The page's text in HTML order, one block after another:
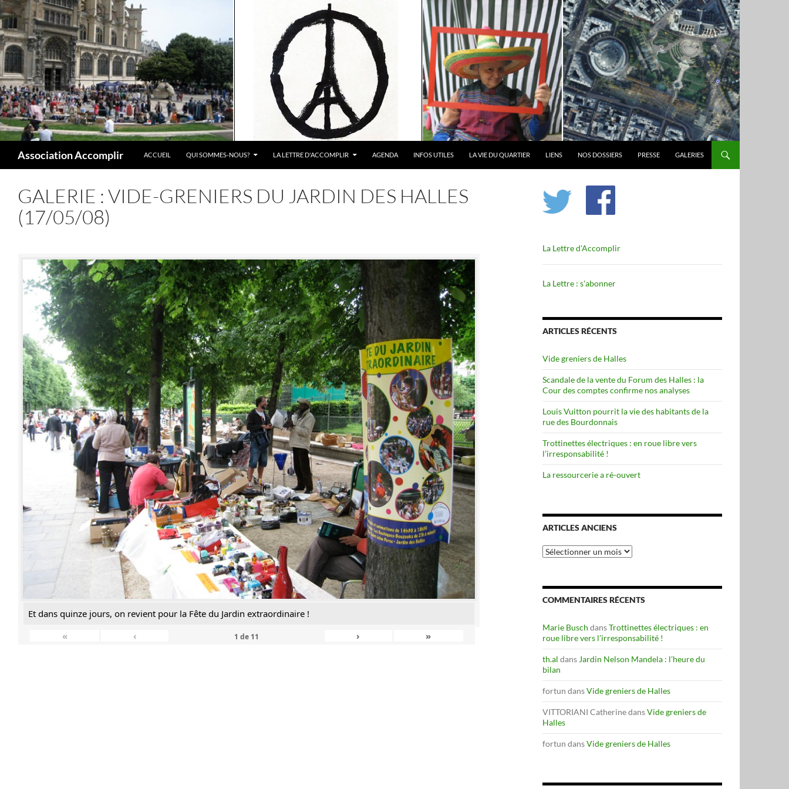
Aller
au
contenu
Association Accomplir ACCUEIL QUI SOMMES-NOUS? LA LETTRE D'ACCOMPLIR AGENDA INFOS UTILES LA VIE DU QUARTIER LIENS NOS DOSSIERS PRESSE GALERIES
GALERIE : VIDE-GRENIERS DU JARDIN DES HALLES
(17/05/08)
Et dans quinze jours, on revient pour la Fête du Jardin extraordinaire !
«
‹ 1 de 11 › »
La Lettre d'Accomplir
La Lettre : s'abonner
ARTICLES RÉCENTS
Vide greniers de Halles
Scandale de la vente du Forum des Halles : la
Cour des comptes confirme nos analyses
Louis Vuitton pourrit la vie des habitants de la
rue des Bourdonnais
Trottinettes électriques : en roue libre vers
l’irresponsabilité !
La ressourcerie a ré-ouvert
ARTICLES ANCIENS
Articles
anciens
COMMENTAIRES RÉCENTS
Marie Busch dansTrottinettes électriques : en
roue libre vers l’irresponsabilité !
th.al dans Jardin Nelson Mandela : l’heure du
bilan
fortun dansVide greniers de Halles
VITTORIANI CatherinedansVide greniers de
Halles
fortun dansVide greniers de Halles